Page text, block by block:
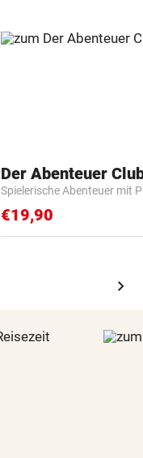
Der Abenteuer
Spielerische Abenteuer mit
€19,90
chevron_right